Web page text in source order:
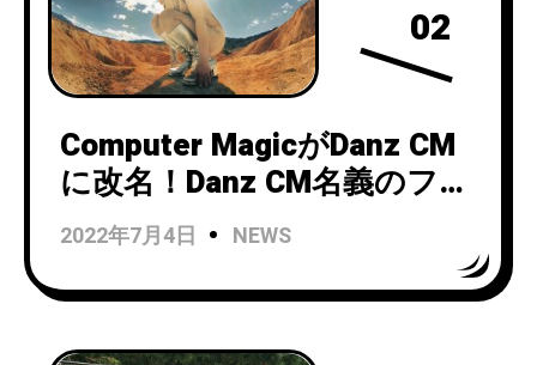
02
Computer MagicがDanz CM
に改名！Danz CM名義のファ
ースト・アルバムより
『Domino』を公開！
2022年7月4日 NEWS